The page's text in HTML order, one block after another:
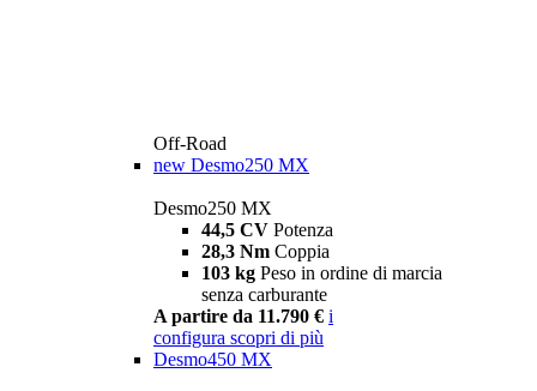
Off-Road
new Desmo250 MX
Desmo250 MX
44,5 CV Potenza
28,3 Nm Coppia
103 kg Peso in ordine di marcia
senza carburante
A partire da 11.790 € i
configura scopri di più
Desmo450 MX